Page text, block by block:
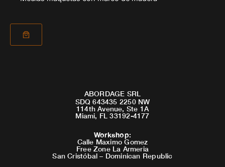
ABORDAGE SRL
SDQ 643435 2250 NW
114th Avenue, Ste 1A
Miami, FL 33192-4177
Workshop:
Calle Maximo Gomez
Free Zone La Armeria
San Cristóbal – Dominican Republic